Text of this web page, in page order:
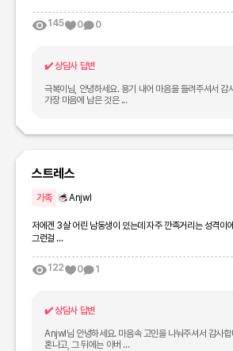
145 0 0
✔️상담사 답변
극복이님, 안녕하세요. 용기 내어 마음을 들려주셔서 감사합니다.
가장 마음에 남은 것은 ...
스트레스
가족 Anjwl
저에겐 3살 어린 남동생이 있는데 자주 깐족거리는 성격이
그런걸 ...
122 0 1
✔️상담사 답변
Anjwl님 안녕하세요. 마음속 고민을 나눠주셔서 감사합니다. 집에서는
혼나고, 그 뒤에는 아버 ...